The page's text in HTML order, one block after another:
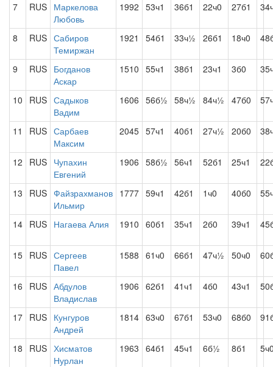
7 RUS Маркелова
Любовь
1992 53ч1 36б1 22ч0 27б1
8 RUS Сабиров
Темиржан
1921 54б1 33ч½ 26б1 18ч0
9 RUS Богданов
Аскар
1510 55ч1 38б1 23ч1 3б0
10 RUS Садыков
Вадим
1606 56б½ 58ч½ 84ч½ 47б0
11 RUS Сарбаев
Максим
2045 57ч1 40б1 27ч½ 20б0
12 RUS Чупахин
Евгений
1906 58б½ 56ч1 52б1 25ч1
13 RUS Файзрахманов
Ильмир
1777 59ч1 42б1 1ч0 40б0
14 RUS Нагаева Алия 1910 60б1 35ч1 2б0 39ч1
15 RUS Сергеев
Павел
1588 61ч0 66б1 47ч½ 50ч0
16 RUS Абдулов
Владислав
1906 62б1 41ч1 4б0 43ч1
17 RUS Кунгуров
Андрей
1814 63ч0 67б1 53ч0 68б0
18 RUS Хисматов
Нурлан
1963 64б1 45ч1 6б½ 8б1